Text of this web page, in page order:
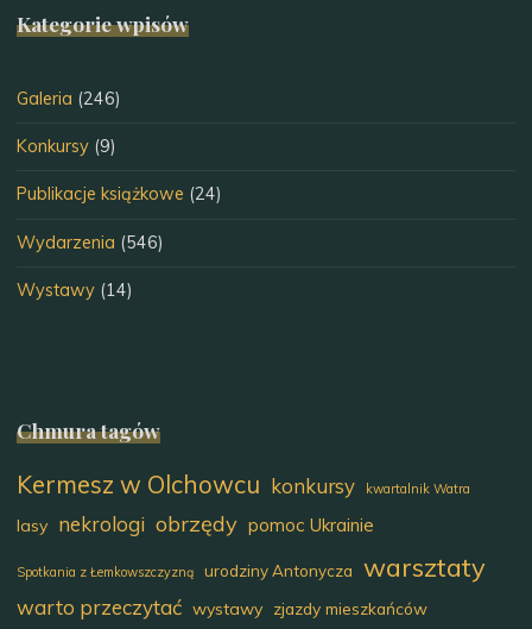
Kategorie wpisów
Galeria (246)
Konkursy (9)
Publikacje książkowe (24)
Wydarzenia (546)
Wystawy (14)
Chmura tagów
Kermesz w Olchowcu konkursy kwartalnik Watra
lasy nekrologi obrzędy pomoc Ukrainie
Spotkania z Łemkowszczyzną urodziny Antonycza warsztaty
warto przeczytać wystawy zjazdy mieszkańców